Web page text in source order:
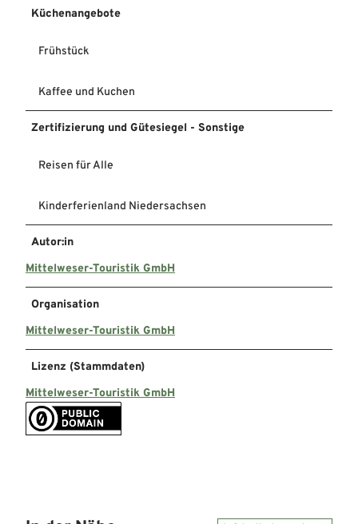
Küchenangebote
Frühstück
Kaffee und Kuchen
Zertifizierung und Gütesiegel - Sonstige
Reisen für Alle
Kinderferienland Niedersachsen
Autor:in
Mittelweser-Touristik GmbH
Organisation
Mittelweser-Touristik GmbH
Lizenz (Stammdaten)
Mittelweser-Touristik GmbH